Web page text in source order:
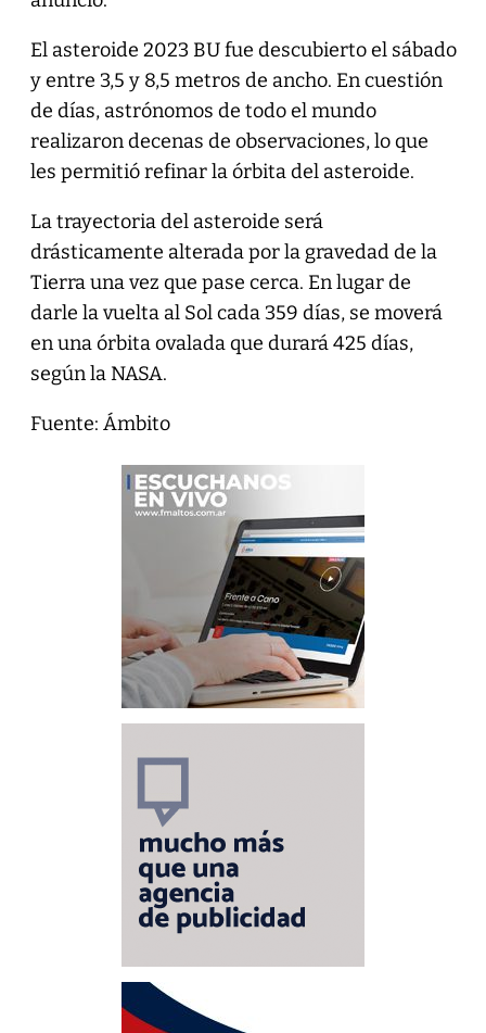
El asteroide 2023 BU fue descubierto el sábado
y entre 3,5 y 8,5 metros de ancho. En cuestión
de días, astrónomos de todo el mundo
realizaron decenas de observaciones, lo que
les permitió refinar la órbita del asteroide.
La trayectoria del asteroide será
drásticamente alterada por la gravedad de la
Tierra una vez que pase cerca. En lugar de
darle la vuelta al Sol cada 359 días, se moverá
en una órbita ovalada que durará 425 días,
según la NASA.
Fuente: Ámbito